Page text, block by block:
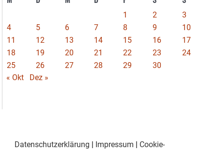
1 2
3
4
5 6 7 8 9
10
11
12 13 14 15 16
17
18
19 20 21 22 23
24
25
26 27 28 29
30
« Okt
Dez »
Datenschutzerklärung Impressum
Cookie-